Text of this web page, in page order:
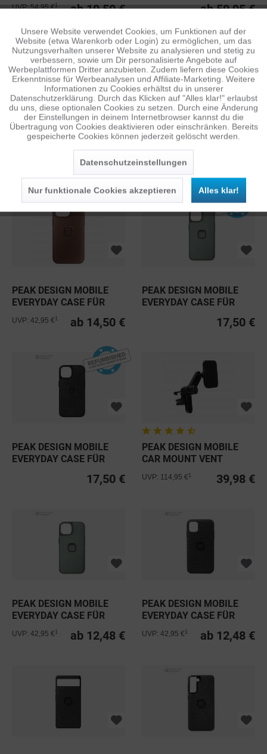
ab 19,50 €
UVP: 54,95 € ab 59,95 €
PEAK DESIGN MOBILE
ab 14,50 €
PEAK DESIGN MOBILE
IPHONE 15...
UVP: 42,95 €1
PEAK DESIGN MOBILE
EVERYDAY CASE FÜR
IPHONE 15...
ab 14,50 €
UVP: 42,95 €
PEAK DESIGN MOBILE
EVERYDAY CASE FÜR
17,50 €
PEAK DESIGN MOBILE
EVERYDAY CASE FÜR
17,50 €
PEAK DESIGN MOBILE
CAR MOUNT VENT
CHARGING
39,98 €
UVP: 114,95 €
PEAK DESIGN MOBILE
EVERYDAY CASE FÜR
IPHONE SAGE
ab 12,48 €
UVP: 42,95 €
PEAK DESIGN MOBILE
EVERYDAY CASE FÜR
IPHONE -...
ab 12,48 €
UVP: 42,95 €
Funktionale Aktiv
Tracking Inaktiv
Personalisierung Inaktiv
Service Inaktiv
Unsere Website verwendet Cookies, um Funktionen auf der
Website (etwa Warenkorb oder Login) zu ermöglichen, um das
Nutzungsverhalten unserer Website zu analysieren und stetig zu
verbessern, sowie um Dir personalisierte Angebote auf
Werbeplattformen Dritter anzubieten. Zudem liefern diese Cookies
Erkenntnisse für Werbeanalysen und Affiliate-Marketing. Weitere
Informationen zu Cookies erhältst du in unserer
Datenschutzerklärung. Durch das Klicken auf "Alles klar!" erlaubst
du uns, diese optionalen Cookies zu setzen. Durch eine Änderung
der Einstellungen in deinem Internetbrowser kannst du die
Übertragung von Cookies deaktivieren oder einschränken. Bereits
gespeicherte Cookies können jederzeit gelöscht werden.
Datenschutzeinstellungen
Nur funktionale Cookies akzeptieren Alles klar!